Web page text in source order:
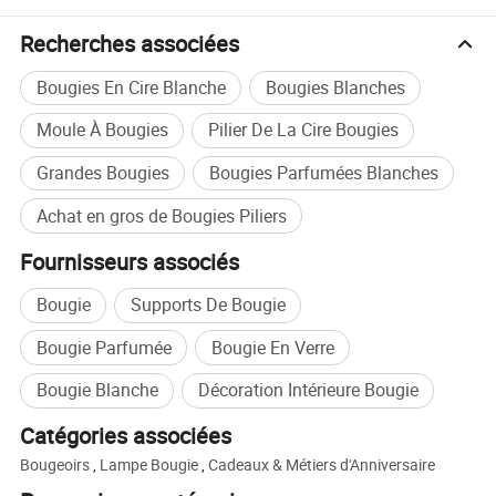
d'importateurs, grossistes, distributeurs dans le monde
entier.
Nous espérons sincèrement que nous puissions avoir une
chance de vous servir, construire une relation commerciale
à long terme et de profiter de l'autre.
Grande Terre DONNER LE MEILLEUR DE LA VIE NOUS
POUVONS ! Vous êtes cordialement invités à nous
contacter !
Recherches associées
Bougies En Cire Blanche
Bougies Blanches
Moule À Bougies
Pilier De La Cire Bougies
Grandes Bougies
Bougies Parfumées Blanches
Achat en gros de Bougies Piliers
Fournisseurs associés
Bougie
Supports De Bougie
Bougie Parfumée
Bougie En Verre
Bougie Blanche
Décoration Intérieure Bougie
Catégories associées
Bougeoirs Lampe Bougie ,Cadeaux & Métiers d'Anniversaire